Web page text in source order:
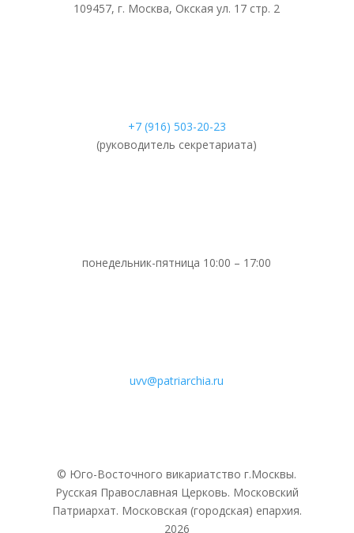
109457, г. Москва, Окская ул. 17 стр. 2
+7 (916) 503-20-23
(руководитель секретариата)
понедельник-пятница 10:00 – 17:00
uvv@patriarchia.ru
© Юго-Восточного викариатствo г.Москвы.
Русская Православная Церковь. Московский
Патриархат. Московская (городская) епархия.
2026